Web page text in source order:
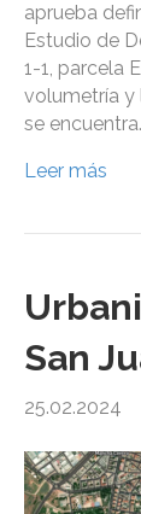
aprueba
Estudio de
1-1, parcela
volumetría y
se
Leer más
San
25.02.2024